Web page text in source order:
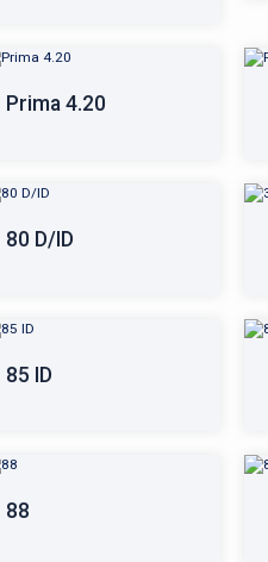
Prima 4.20
80 D/ID
85 ID
88